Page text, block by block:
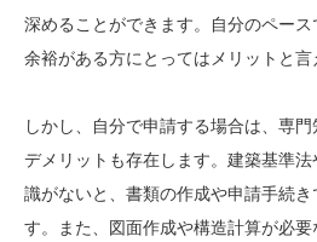
深めることができます。自分のペー
余裕がある方にとってはメリットと言
しかし、自分で申請する場合は、専
デメリットも存在します。建築基準
識がないと、書類の作成や申請手続き
す。また、図面作成や構造計算が必